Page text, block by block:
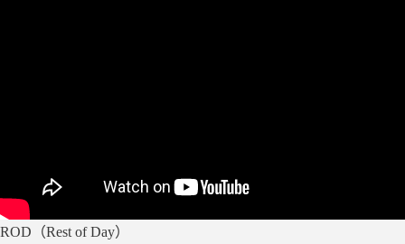
ROD（Rest of Day）